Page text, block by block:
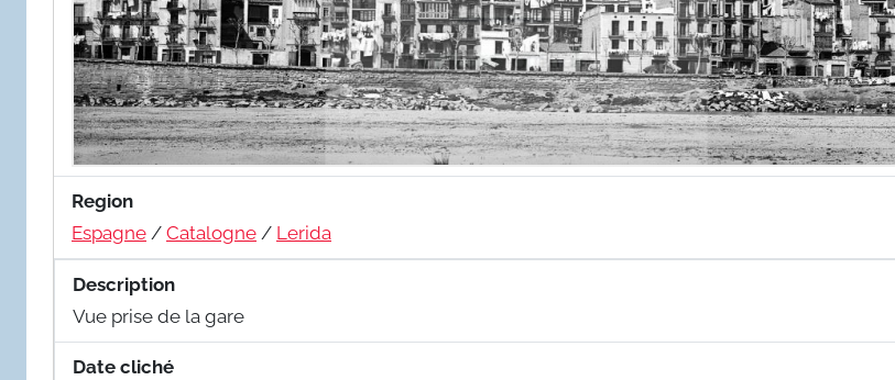
Region
Espagne / Catalogne / Lerida
Description
Vue prise de la gare
Date cliché